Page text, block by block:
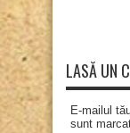
LASĂ UN
E-mailul
sunt